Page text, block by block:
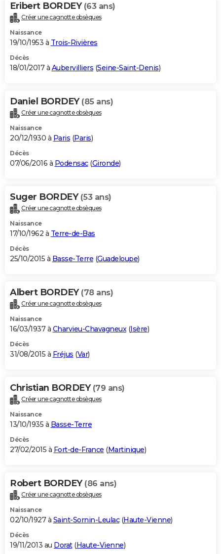
Eribert BORDEY (63 ans)
Créer une cagnotte obsèques
Naissance
19/10/1953 à Trois-Rivières
Décès
18/01/2017 à Aubervilliers (Seine-Saint-Denis)
Daniel BORDEY (85 ans)
Créer une cagnotte obsèques
Naissance
20/12/1930 à Paris (Paris)
Décès
07/06/2016 à Podensac(Gironde)
Suger BORDEY (53 ans)
Créer une cagnotte obsèques
Naissance
17/10/1962 à Terre-de-Bas
Décès
25/10/2015 à Basse-Terre (Guadeloupe)
Albert BORDEY (78 ans)
Créer une cagnotte obsèques
Naissance
16/03/1937 à Charvieu-Chavagneux(Isère)
Décès
31/08/2015 à Fréjus (Var)
Christian BORDEY (79 ans)
Créer une cagnotte obsèques
Naissance
13/10/1935 à Basse-Terre
Décès
27/02/2015 à Fort-de-France (Martinique)
Robert BORDEY (86 ans)
Créer une cagnotte obsèques
Naissance
02/10/1927 à Saint-Sornin-Leulac(Haute-Vienne)
Décès
19/11/2013 au Dorat(Haute-Vienne)